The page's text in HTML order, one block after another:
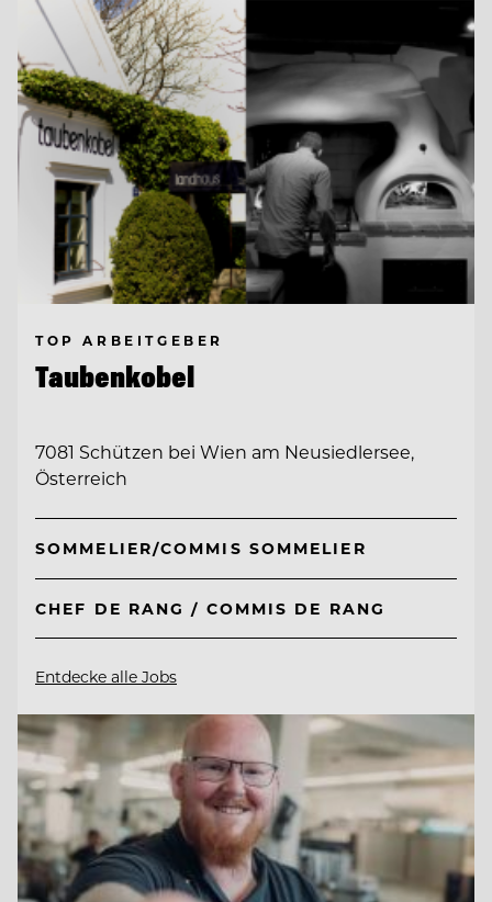
TOP ARBEITGEBER
Taubenkobel
7081 Schützen bei Wien am Neusiedlersee,
Österreich
SOMMELIER/COMMIS SOMMELIER
CHEF DE RANG / COMMIS DE RANG
Entdecke alle Jobs